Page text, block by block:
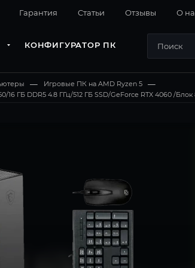
Гарантия Cтатьи Отзывы О
КОНФИГУРАТОР ПК
— Игровые ПК на AMD Ryzen 5 —
ГБ DDR5 4.8 ГГц/512 ГБ SSD/GeForce RTX 4060 /